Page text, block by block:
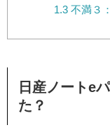
1.3 不満３
日産ノートe
た？